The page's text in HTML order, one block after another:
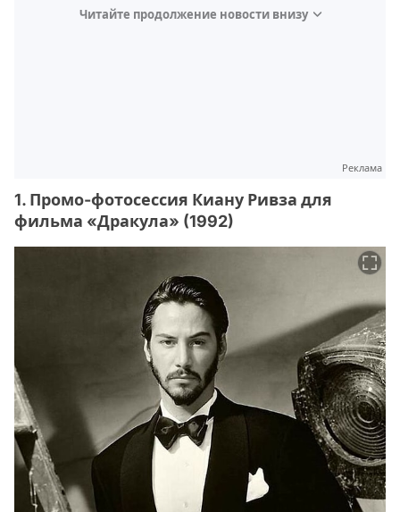
Читайте продолжение новости внизу
Реклама
1. Промо-фотосессия Киану Ривза для
фильма «Дракула» (1992)